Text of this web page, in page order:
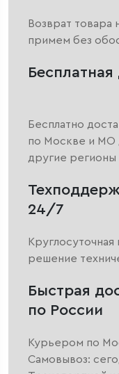
Возврат товара
примем без
Бесплатно
по Москве и МО
другие регионы
24/7
решение
Быстрая
по России
Курьером по
Самовывоз: